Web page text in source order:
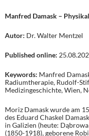
Manfred Damask –
Autor: Dr. Walter Mentzel
Published online:
Keywords: Manfred
Radiumtherapie, Rudolf-
Medizingeschichte, Wien,
Moriz Damask wurde am
des Eduard Chaskel
in Galizien (heute:
(1850-1918), geborene